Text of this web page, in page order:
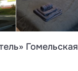
Гомельская